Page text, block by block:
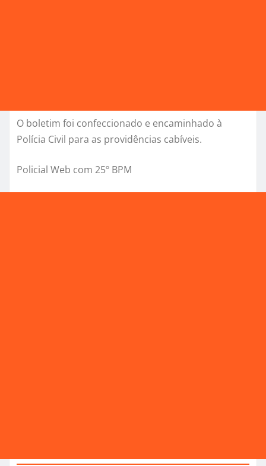
O boletim foi confeccionado e encaminhado à
Polícia Civil para as providências cabíveis.
Policial Web com 25º BPM